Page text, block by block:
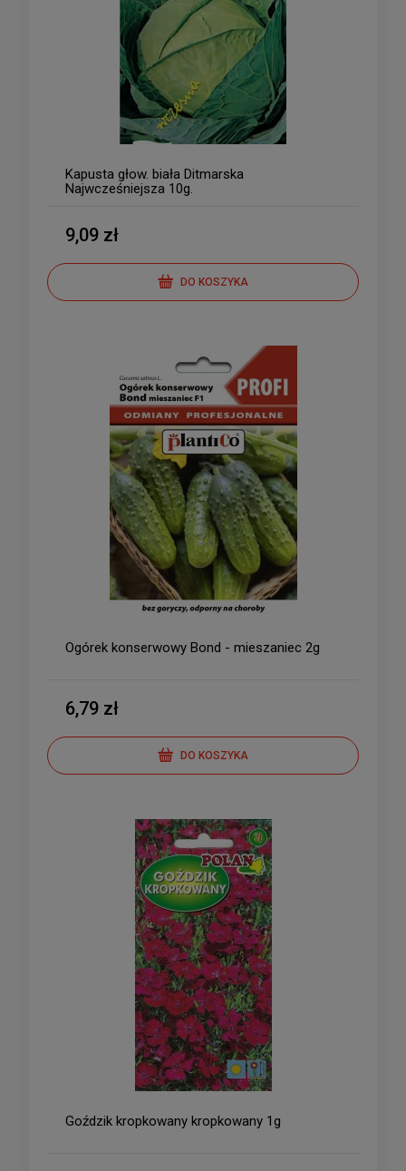
Kapusta głow. biała Ditmarska
Najwcześniejsza 10g.
9,09 zł
DO KOSZYKA
Ogórek konserwowy Bond - mieszaniec 2g
6,79 zł
DO KOSZYKA
Goździk kropkowany kropkowany 1g